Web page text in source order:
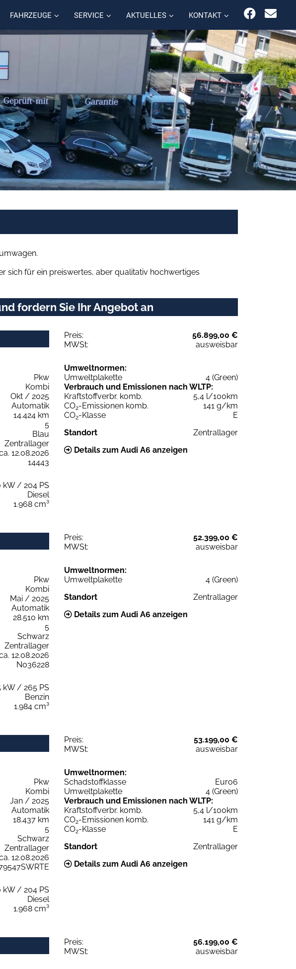
FAHRZEUGE SERVICE AKTUELLES KONTAKT
sich für ein preiswertes, aber qualitativ hochwertiges
fordern Sie Ihr Angebot an
Preis:
56.899,00 €
MWSt:
ausweisbar
Pkw
Kombi
Okt / 2025
Automatik
14.424 km
5
Blau
Zentrallager
12.08.2026
14443
kW / 204 PS
Diesel
1.968 cm³
Umweltnormen:
Umweltplakette
4 (Green)
Verbrauch und Emissionen nach WLTP:
Kraftstoffverbr. komb.
5,4 l/100km
CO2-Emissionen komb.
141 g/km
CO2-Klasse
E
Standort
Zentrallager
Details zum Audi A6 anzeigen
Preis:
52.399,00 €
MWSt:
ausweisbar
Pkw
Kombi
Mai / 2025
Automatik
28.510 km
5
Schwarz
Zentrallager
12.08.2026
N036228
kW / 265 PS
Benzin
1.984 cm³
Umweltnormen:
Umweltplakette
4 (Green)
Standort
Zentrallager
Details zum Audi A6 anzeigen
Preis:
53.199,00 €
MWSt:
ausweisbar
Pkw
Kombi
Jan / 2025
Automatik
18.437 km
5
Schwarz
Zentrallager
12.08.2026
kW / 204 PS
Diesel
1.968 cm³
Umweltnormen:
Schadstoffklasse
Euro6
Umweltplakette
4 (Green)
Verbrauch und Emissionen nach WLTP:
Kraftstoffverbr. komb.
5,4 l/100km
CO2-Emissionen komb.
141 g/km
CO2-Klasse
E
Standort
Zentrallager
Details zum Audi A6 anzeigen
Preis:
56.199,00 €
MWSt:
ausweisbar